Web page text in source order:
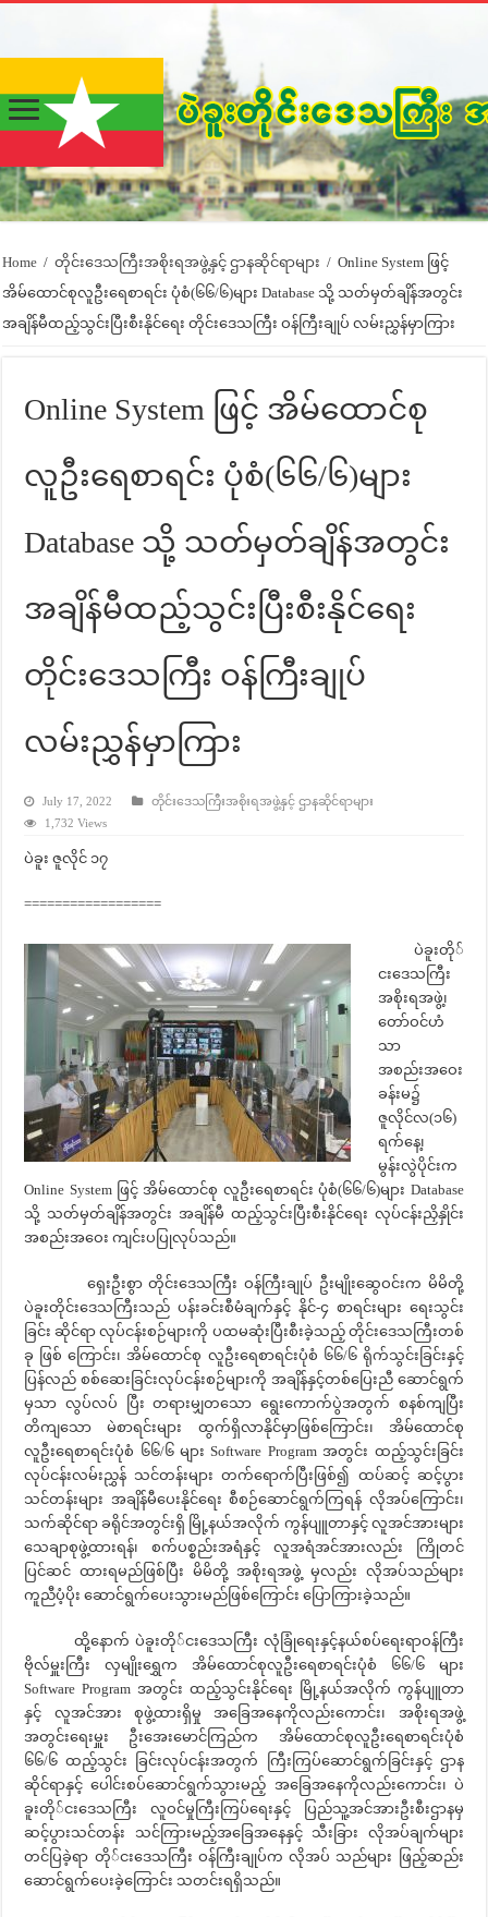
Home / တိုင်းဒေသကြီးအစိုးရအဖွဲ့နှင့် ဌာနဆိုင်ရာများ / Online System ဖြင့်
အိမ်ထောင်စုလူဦးရေစာရင်း ပုံစံ(၆၆/၆)များ Database သို့ သတ်မှတ်ချိန်အတွင်း
အချိန်မီထည့်သွင်းပြီးစီးနိုင်ရေး တိုင်းဒေသကြီး ဝန်ကြီးချုပ် လမ်းညွှန်မှာကြား
Online System ဖြင့် အိမ်ထောင်စု
လူဦးရေစာရင်း ပုံစံ(၆၆/၆)များ
Database သို့ သတ်မှတ်ချိန်အတွင်း
အချိန်မီထည့်သွင်းပြီးစီးနိုင်ရေး
တိုင်းဒေသကြီး ဝန်ကြီးချုပ်
လမ်းညွှန်မှာကြား
July 17, 2022
တိုင်းဒေသကြီးအစိုးရအဖွဲ့နှင့် ဌာနဆိုင်ရာများ
1,732 Views
ပဲခူး ဇူလိုင် ၁၇
==================
ပဲခူးတို်
ငးဒေသကြီး
အစိုးရအဖွဲ့၊
တော်ဝင်ဟံ
သာ
အစည်းအဝေး
ခန်းမ၌
ဇူလိုင်လ(၁၆)
ရက်နေ့၊
မွန်းလွဲပိုင်းက
Online System ဖြင့် အိမ်ထောင်စု လူဦးရေစာရင်း ပုံစံ(၆၆/၆)များ Database
သို့ သတ်မှတ်ချိန်အတွင်း အချိန်မီ ထည့်သွင်းပြီးစီးနိုင်ရေး လုပ်ငန်းညှိနှိုင်း
အစည်းအဝေး ကျင်းပပြုလုပ်သည်။
ရှေးဦးစွာ တိုင်းဒေသကြီး ဝန်ကြီးချုပ် ဦးမျိုးဆွေဝင်းက မိမိတို့
ပဲခူးတိုင်းဒေသကြီးသည် ပန်းခင်းစီမံချက်နှင့် နိုင်-၄ စာရင်းများ ရေးသွင်း
ခြင်း ဆိုင်ရာ လုပ်ငန်းစဉ်များကို ပထမဆုံးပြီးစီးခဲ့သည့် တိုင်းဒေသကြီးတစ်
ခု ဖြစ် ကြောင်း၊ အိမ်ထောင်စု လူဦးရေစာရင်းပုံစံ ၆၆/၆ ရိုက်သွင်းခြင်းနှင့်
ပြန်လည် စစ်ဆေးခြင်းလုပ်ငန်းစဉ်များကို အချိန်နှင့်တစ်ပြေးညီ ဆောင်ရွက်
မှသာ လွပ်လပ် ပြီး တရားမျှတသော ရွေးကောက်ပွဲအတွက် စနစ်ကျပြီး
တိကျသော မဲစာရင်းများ ထွက်ရှိလာနိုင်မှာဖြစ်ကြောင်း၊ အိမ်ထောင်စု
လူဦးရေစာရင်းပုံစံ ၆၆/၆ များ Software Program အတွင်း ထည့်သွင်းခြင်း
လုပ်ငန်းလမ်းညွှန် သင်တန်းများ တက်ရောက်ပြီးဖြစ်၍ ထပ်ဆင့် ဆင့်ပွား
သင်တန်းများ အချိန်မီပေးနိုင်ရေး စီစဉ်ဆောင်ရွက်ကြရန် လိုအပ်ကြောင်း၊
သက်ဆိုင်ရာ ခရိုင်အတွင်းရှိ မြို့နယ်အလိုက် ကွန်ပျူတာနှင့် လူအင်အားများ
သေချာစုဖွဲ့ထားရန်၊ စက်ပစ္စည်းအရံနှင့် လူအရံအင်အားလည်း ကြိုတင်
ပြင်ဆင် ထားရမည်ဖြစ်ပြီး မိမိတို့ အစိုးရအဖွဲ့ မှလည်း လိုအပ်သည်များ
ကူညီပံ့ပိုး ဆောင်ရွက်ပေးသွားမည်ဖြစ်ကြောင်း ပြောကြားခဲ့သည်။
ထို့နောက် ပဲခူးတို်ငးဒေသကြီး လုံခြုံရေးနှင့်နယ်စပ်ရေးရာဝန်ကြီး
ဗိုလ်မှူးကြီး လှမျိုးရွှေက အိမ်ထောင်စုလူဦးရေစာရင်းပုံစံ ၆၆/၆ များ
Software Program အတွင်း ထည့်သွင်းနိုင်ရေး မြို့နယ်အလိုက် ကွန်ပျူတာ
နှင့် လူအင်အား စုဖွဲ့ထားရှိမှု အခြေအနေကိုလည်းကောင်း၊ အစိုးရအဖွဲ့
အတွင်းရေးမှူး ဦးအေးမောင်ကြည်က အိမ်ထောင်စုလူဦးရေစာရင်းပုံစံ
၆၆/၆ ထည့်သွင်း ခြင်းလုပ်ငန်းအတွက် ကြီးကြပ်ဆောင်ရွက်ခြင်းနှင့် ဌာန
ဆိုင်ရာနှင့် ပေါင်းစပ်ဆောင်ရွက်သွားမည့် အခြေအနေကိုလည်းကောင်း၊ ပဲ
ခူးတို်ငးဒေသကြီး လူဝင်မှုကြီးကြပ်ရေးနှင့် ပြည်သူ့အင်အားဦးစီးဌာနမှ
ဆင့်ပွားသင်တန်း သင်ကြားမည့်အခြေအနေနှင့် သီးခြား လိုအပ်ချက်များ
တင်ပြခဲ့ရာ တို်ငးဒေသကြီး ဝန်ကြီးချုပ်က လိုအပ် သည်များ ဖြည့်ဆည်း
ဆောင်ရွက်ပေးခဲ့ကြောင်း သတင်းရရှိသည်။